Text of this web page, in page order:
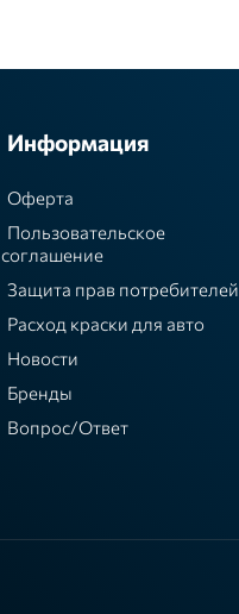
Информация
Оферта
Пользовательское
соглашение
Защита прав потребителей
Расход краски для авто
Новости
Бренды
Вопрос/Ответ